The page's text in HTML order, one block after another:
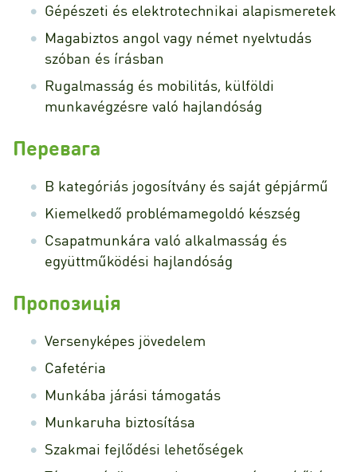
Gépészeti és elektrotechnikai alapismeretek
Magabiztos angol vagy német nyelvtudás
szóban és írásban
Rugalmasság és mobilitás, külföldi
munkavégzésre való hajlandóság
Перевага
B kategóriás jogosítvány és saját gépjármű
Kiemelkedő problémamegoldó készség
Csapatmunkára való alkalmasság és
együttműködési hajlandóság
Пропозиція
Versenyképes jövedelem
Cafetéria
Munkába járási támogatás
Munkaruha biztosítása
Szakmai fejlődési lehetőségek